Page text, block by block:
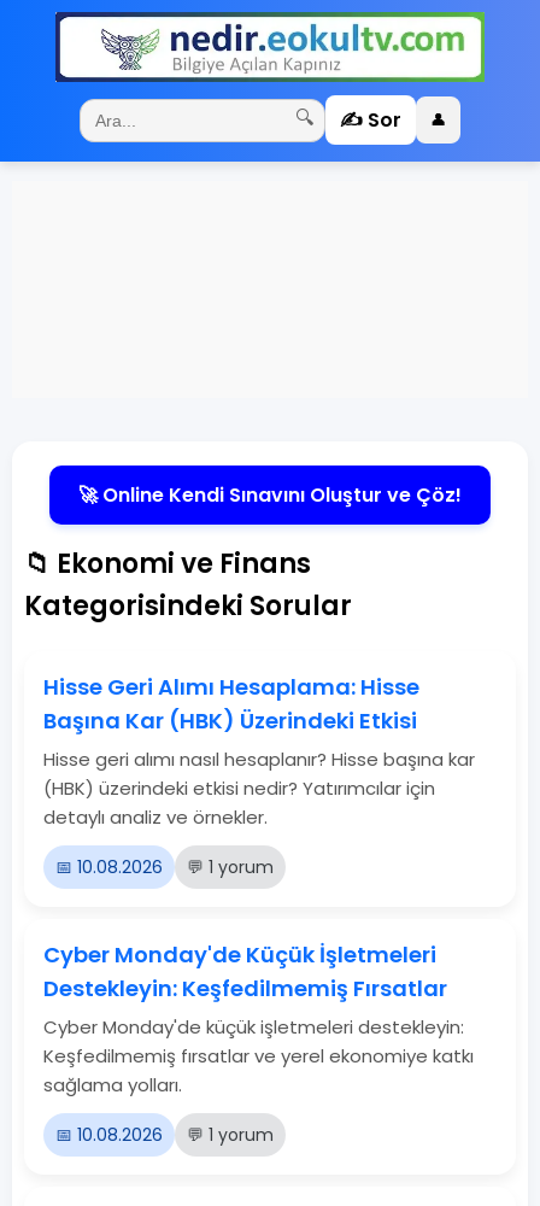
🔍 ✍️ Sor 👤
🚀 Online Kendi Sınavını Oluştur ve Çöz!
📁 Ekonomi ve Finans
Kategorisindeki Sorular
Hisse Geri Alımı Hesaplama: Hisse
Başına Kar (HBK) Üzerindeki Etkisi
Hisse geri alımı nasıl hesaplanır? Hisse başına kar
(HBK) üzerindeki etkisi nedir? Yatırımcılar için
detaylı analiz ve örnekler.
📅 10.08.2026 💬 1 yorum
Cyber Monday'de Küçük İşletmeleri
Destekleyin: Keşfedilmemiş Fırsatlar
Cyber Monday'de küçük işletmeleri destekleyin:
Keşfedilmemiş fırsatlar ve yerel ekonomiye katkı
sağlama yolları.
📅 10.08.2026 💬 1 yorum